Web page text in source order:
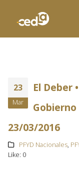
23
Mar
El Deber
23/03/2016
PFYD Nacionales,
Like: 0